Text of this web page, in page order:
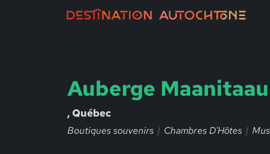
Auberge
, Québec
Boutiques souvenirs Chambres D'Hôtes